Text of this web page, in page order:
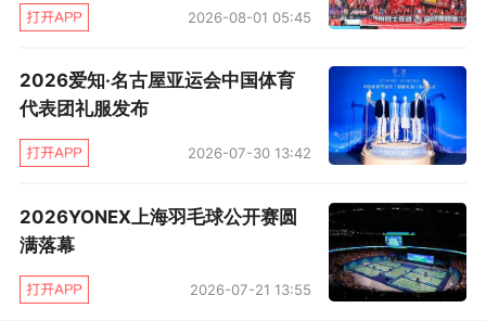
主力黄东萍及贾一凡来到现场祝贺，三人共同登
性力量，也表达出热爱不会因为身份转变而停
峰、苏伟译、陈堂杰、蒂娜四位马来西亚全明星
阵容登台，现场分享了多年来与中国球迷的交
集，也谈起了YONEX装备在职业生涯中的重要陪
2026-08-01 05:45
2026爱知·名古屋亚运会中国体育
代表团礼服发布
2026-07-30 13:42
2026YONEX上海羽毛球公开赛圆
满落幕
2026-07-21 13:55